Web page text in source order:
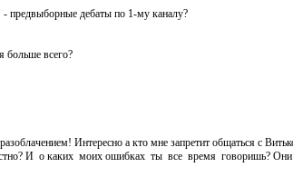
дебаты по 1-му каналу?
больше всего?
Интересно а кто мне запретит общаться с
И о каких моих ошибках ты все время говоришь?